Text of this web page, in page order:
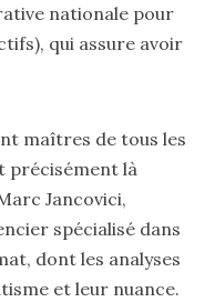
nationale pour
qui assure avoir
maîtres de tous les
précisément là
Jancovici,
spécialisé dans
dont les analyses
et leur nuance.